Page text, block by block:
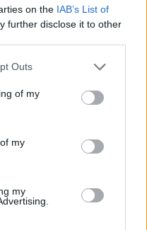
on the IAB’s List of
further disclose it to other
Outs
of my
my
myportale è di nostra proprietà.
Magazine" sono in parte giunti da
attraverso regolari comunicati stampa
e quindi valutati di